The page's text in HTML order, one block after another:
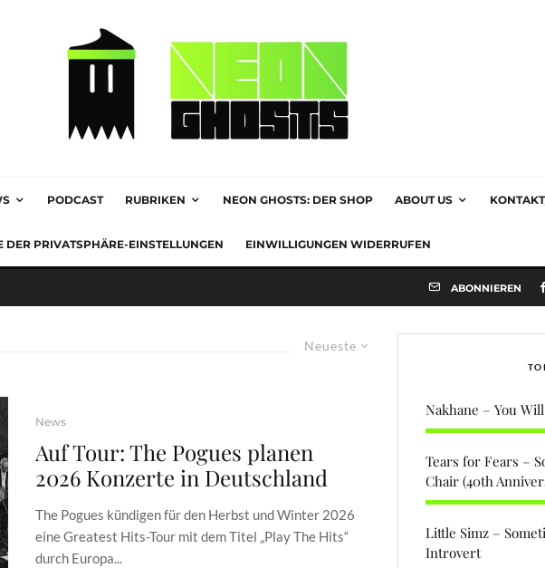
PODCAST RUBRIKEN NEON GHOSTS: DER SHOP ABOUT US
DER PRIVATSPHÄRE-EINSTELLUNGEN EINWILLIGUNGEN WIDERRUFEN
ABONNIEREN
Neueste
News
Auf Tour: The Pogues planen
2026 Konzerte in Deutschland
The Pogues kündigen für den Herbst und Winter 2026
eine Greatest Hits-Tour mit dem Titel „Play The Hits“
durch Europa...
Nakhane – You
Tears for Fears –
Chair (40th
Little Simz –
Introvert